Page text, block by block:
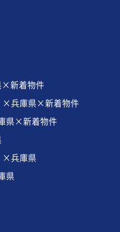
×新着物件
×兵庫県×新着物件
県×新着物件
×兵庫県
県